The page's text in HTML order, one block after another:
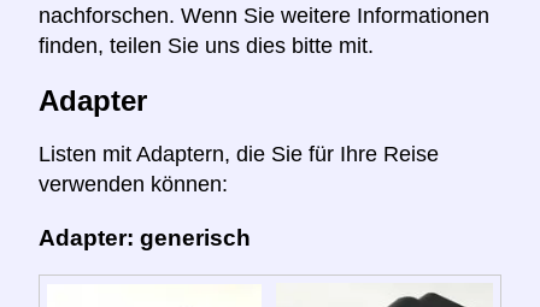
nachforschen. Wenn Sie weitere Informationen
finden, teilen Sie uns dies bitte mit.
Adapter
Listen mit Adaptern, die Sie für Ihre Reise
verwenden können:
Adapter: generisch